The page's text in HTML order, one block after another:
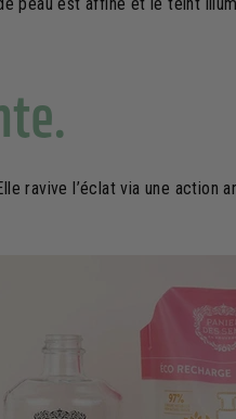
ravive l’éclat via une action